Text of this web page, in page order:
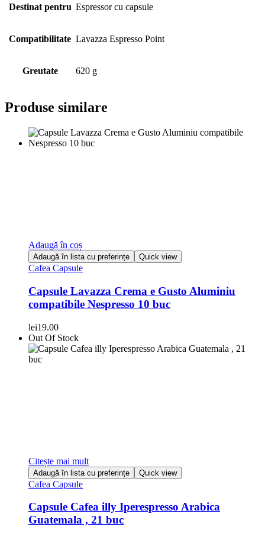
Destinat pentru Espressor cu capsule
Compatibilitate Lavazza Espresso Point
Greutate 620 g
Produse similare
Adaugă în coș
Adaugă în lista cu preferințe Quick view
Cafea Capsule
Capsule Lavazza Crema e Gusto Aluminiu
compatibile Nespresso 10 buc
lei19.00
Out Of Stock
Citește mai mult
Adaugă în lista cu preferințe Quick view
Cafea Capsule
Capsule Cafea illy Iperespresso Arabica
Guatemala , 21 buc